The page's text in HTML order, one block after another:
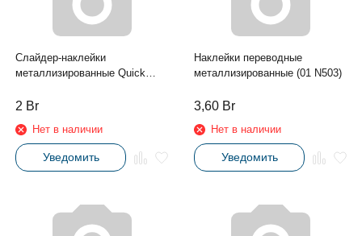
Слайдер-наклейки
металлизированные Quick
2 Br
Нет в наличии
Уведомить
Наклейки переводные
металлизированные (01 N503)
3,60 Br
Нет в наличии
Уведомить